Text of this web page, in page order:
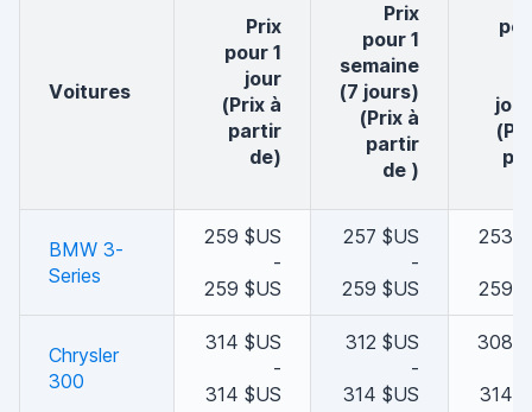
voitures
Prix
pour 1
jour
(Prix à
partir
de)
Prix
pour 1
semaine
(7 jours)
(Prix à
partir
de )
BMW 3-
Series
259 $US
-
259 $US
257 $US
-
259 $US
253
259
Chrysler
300
314 $US
-
314 $US
312 $US
-
314 $US
308
314